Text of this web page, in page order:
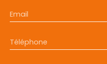
Email
Téléphone